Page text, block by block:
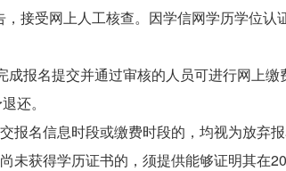
接受网上人工核查。因学信网学历学位认
成报名提交并通过审核的人员可进行网上缴
还。
名信息时段或缴费时段的，均视为放弃报
未获得学历证书的，须提供能够证明其在